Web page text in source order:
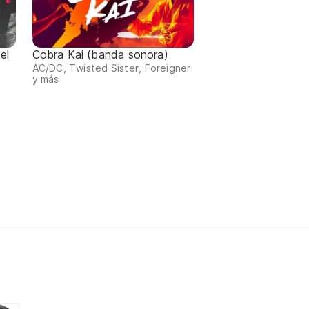
Cobra Kai (banda sonora)
AC/DC, Twisted Sister, Foreigner
y más